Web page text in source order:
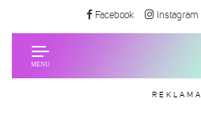
Facebook Instagram
REKLAMA